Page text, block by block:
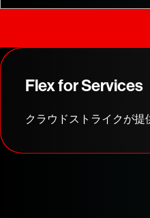
Flex for Services
クラウドストライクが提